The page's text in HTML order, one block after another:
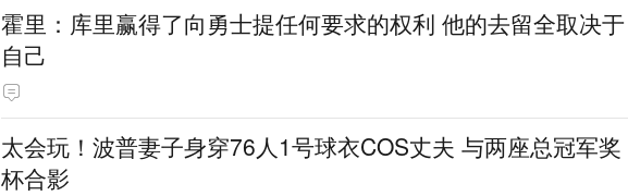
霍里：库里赢得了向勇士提任何要求的权利 他的去留全取决于
自己
太会玩！波普妻子身穿76人1号球衣COS丈夫 与两座总冠军奖
杯合影